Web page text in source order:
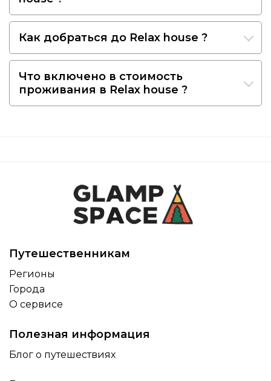
Как добраться до Relax house ?
Что включено в стоимость
проживания в Relax house ?
Путешественникам
Регионы
Города
О сервисе
Полезная информация
Блог о путешествиях